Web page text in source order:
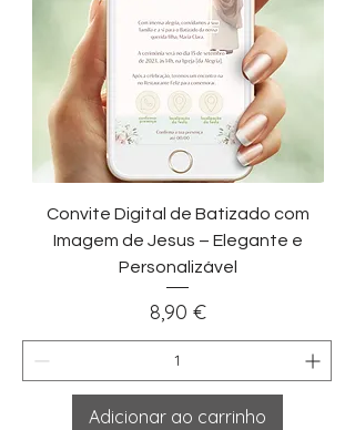
Convite Digital de Batizado com
Imagem de Jesus – Elegante e
Personalizável
Preço
8,90 €
Adicionar ao carrinho